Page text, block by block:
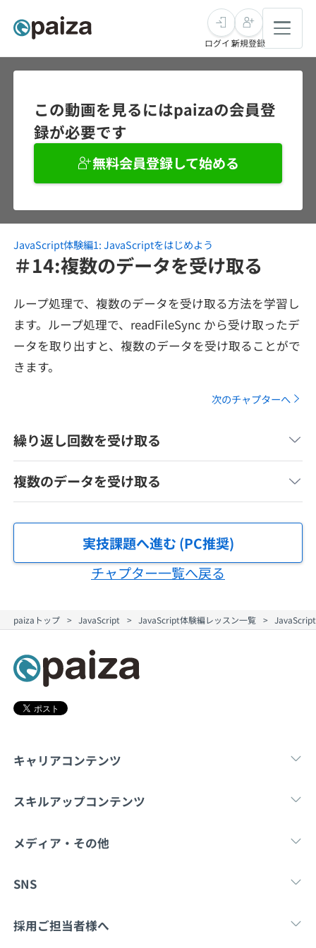
求人検索
インタビュー
転職成功ガイド
転職エージェント
未経験転職
インタビュー
転職成功ガイド
本選考
新卒エージェント
学習
講座一覧
4択課題
ナレッジ
プラン
法人向けプラン
契約内容・クーポン
スキルチェック
SQL
評価結果一覧
メディア
Tech Team Journal
note
paizaとは？
ログイン新規登録
この動画を見るにはpaizaの会員登
録が必要です
無料会員登録して始める
JavaScript体験編1: JavaScriptをはじめよう
＃14:複数のデータを受け取る
ループ処理で、複数のデータを受け取る方法を学習し
ます。ループ処理で、readFileSync から受け取ったデ
ータを取り出すと、複数のデータを受け取ることがで
きます。
次のチャプターへ
繰り返し回数を受け取る
複数のデータを受け取る
実技課題へ進む (PC推奨)
チャプター一覧へ戻る
paizaトップ JavaScript JavaScript体験編レッスン一覧
キャリアコンテンツ
転職・キャリア 新卒就
スキルアップコンテンツ
学習 マンガ・ゲーム
メディア・その他
Tech Team Journal note
SNS
X
採用ご担当者様へ